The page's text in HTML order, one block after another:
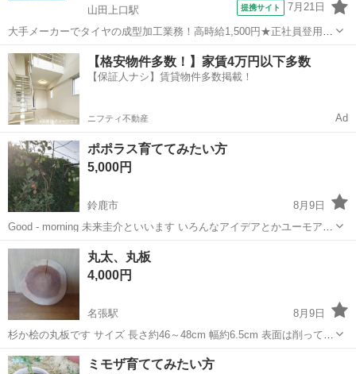
山田上口駅
提携サイト 7月21日
大手メーカーでタイヤの成型加工業務！高時給1,500円★正社員登用制
度あり！ワンルーム寮完備！マイカー通勤OK！無料駐車場あり！《三
重県伊勢市》 人気の工場のお仕事 ◇タイヤの製造◇ トラック・バ
ス・RV車用を中心とした...
三重 伊勢市 山田上口駅 その他
【格安物件多数！】家賃4万円以下多数
【保証人ナシ】賃貸物件多数掲載！
ニフティ不動産 Ad
ポポラス育ててみたい方
5,000円
鈴鹿市
8月9日
Good - morning 未来圭介といいます いろんなアイデアとかユーモア笑
いをとりいれて投稿努力してます ジモティーショピングを楽しんで下
三重 鈴鹿市 その他
丸太、丸板
4,000円
名張駅
8月9日
杉か桧の丸板です サイズ 長さ約46～48cm 幅約6.5cm 表面は削って無
い状態です 小テーブルや椅子などDIYで自分好みの作品に仕上げては
いかがでしょう かなり、お値打ちだと思います できるだけ早く取りに
三重 名張市 名張駅 その他
ミモザ育ててみたい方